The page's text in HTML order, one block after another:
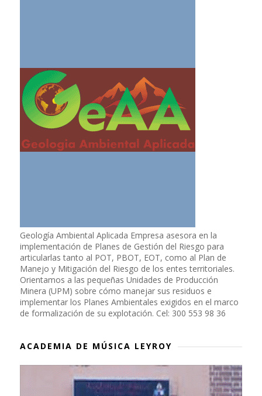
Geología Ambiental Aplicada Empresa asesora en la
implementación de Planes de Gestión del Riesgo para
articularlas tanto al POT, PBOT, EOT, como al Plan de
Manejo y Mitigación del Riesgo de los entes territoriales.
Orientamos a las pequeñas Unidades de Producción
Minera (UPM) sobre cómo manejar sus residuos e
implementar los Planes Ambientales exigidos en el marco
de formalización de su explotación. Cel: 300 553 98 36
ACADEMIA DE MÚSICA LEYROY